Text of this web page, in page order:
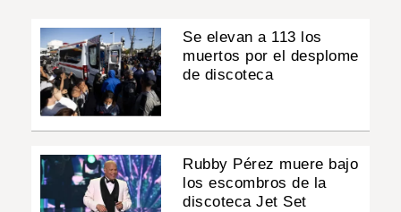
Se elevan a 113 los
muertos por el desplome
de discoteca
Rubby Pérez muere bajo
los escombros de la
discoteca Jet Set